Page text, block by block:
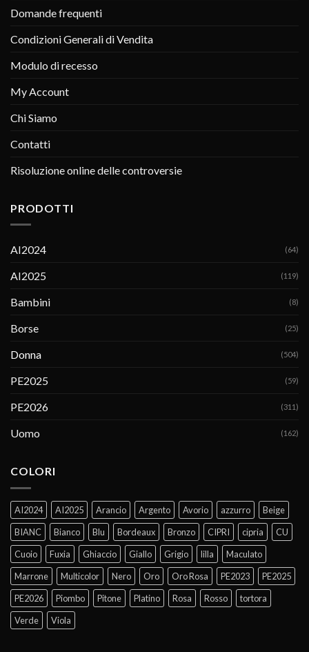
Domande frequenti
Condizioni Generali di Vendita
Modulo di recesso
My Account
Chi Siamo
Contatti
Risoluzione online delle controversie
PRODOTTI
AI2024 (64)
AI2025 (119)
Bambini (8)
Borse (25)
Donna (504)
PE2025 (59)
PE2026 (311)
Uomo (162)
COLORI
AI2024 AI2025 Arancio Argento Avorio azzurro
Beige
BIANC
Bianco Blu Bordeaux Bronzo CIPRI cipria
CU
Cuoio
Fuxia Ghiaccio Giallo Grigio lilla
Maculato
Marrone
Multicolor Nero Oro Oro Rosa PE2023
PE2025
PE2026
Piombo Pitone Platino Rosa Rosso
tortora
Verde
Viola